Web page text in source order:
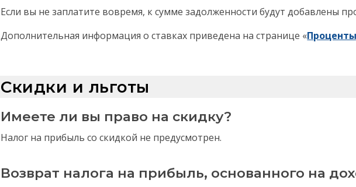
Если вы не заплатите вовремя, к сумме задолженности будут добавлены
Дополнительная информация о ставках приведена на странице «
Скидки и льготы
Имеете ли вы право на скидку?
Налог на прибыль со скидкой не предусмотрен.
Возврат налога на прибыль, основанного на